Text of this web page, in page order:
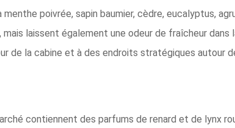
poivrée, sapin baumier, cèdre, eucalyptus,
laissent également une odeur de fraîcheur
de la cabine et à des endroits stratégiques autour
contiennent des parfums de renard et de lynx